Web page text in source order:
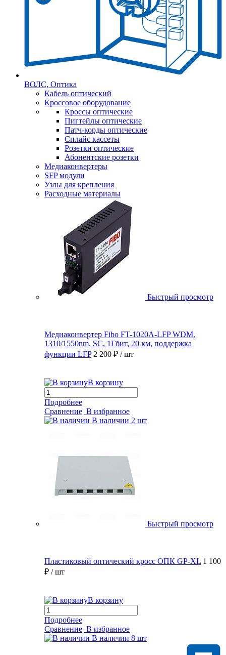
ВОЛС, Оптика
Кабель оптический
Кроссовое оборудование
Кроссы оптические
Пигтейлы оптические
Патч-корды оптические
Сплайс кассеты
Розетки оптические
Абонентские розетки
Медиаконвертеры
SFP модули
Узлы для крепления
Расходные материалы
Быстрый просмотр
Медиаконвертер Fibo FT-1020A-LFP WDM,
1310/1550nm, SC, 1Гбит, 20 км, поддержка
функции LFP 2 200 ₽ / шт
В корзину
Подробнее
Сравнение В избранное
В наличии 2 шт
Быстрый просмотр
Пластиковый оптический кросс ОПК GP-XL 1 100
₽ / шт
В корзину
Подробнее
Сравнение В избранное
В наличии 8 шт